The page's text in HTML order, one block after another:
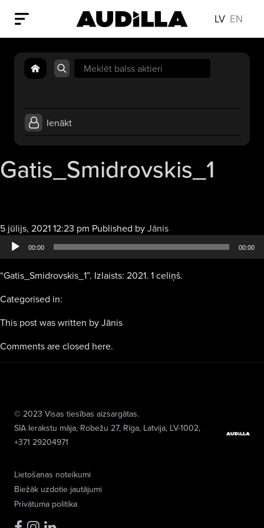
LV EN
Search
for:
Ienākt
Gatis_Smidrovskis_1
5 jūlijs, 2021 12:23 pm Published byJānisAudio
atskaņotājs
00:00 00:00
“Gatis_Smidrovskis_1”. Izlaists: 2021. 1 celiņš.
Categorised in:
This post was written by Jānis
Comments are closed here.
Lietošanas noteikumi
Biežāk uzdotie jautājumi
Privātuma politika
© 2023 Visas tiesības aizsargātas.
SIA Ierakstu māja, Robežu 27, Rīga, Latvija, LV-1002,
+371 29204971